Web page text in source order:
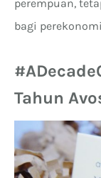
perempuan,
bagi
Tahun